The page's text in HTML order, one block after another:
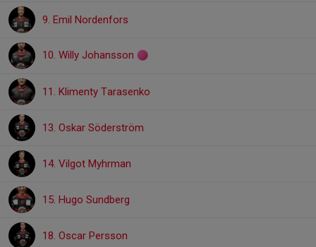
9. Emil Nordenfors
10. Willy Johansson
11. Klimenty Tarasenko
13. Oskar Söderström
14. Vilgot Myhrman
15. Hugo Sundberg
18. Oscar Persson